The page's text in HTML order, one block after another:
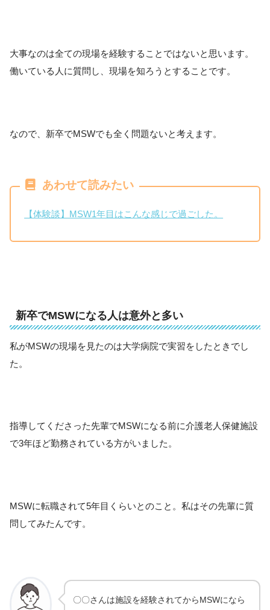
大事なのは全ての現場を経験することではないと思います。
働いている人に質問し、現場を知ろうとすることです。
なので、新卒でMSWでも全く問題ないと考えます。
あわせて読みたい
【体験談】MSW1年目はこんな感じで過ごした。
新卒でMSWになる人は意外と多い
私がMSWの現場を見たのは大学病院で実習をしたときでし
た。
指導してくださった先輩でMSWになる前に介護老人保健施設
で3年ほど勤務されている方がいました。
MSWに転職されて5年目くらいとのこと。私はその先輩に質
問してみたんです。
〇〇さんは施設を経験されてからMSWになら